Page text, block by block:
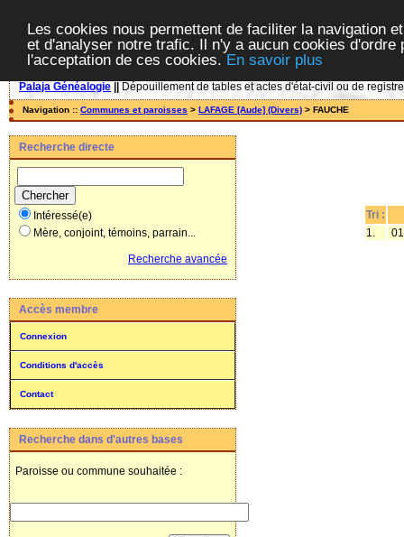
Les cookies nous permettent de faciliter la navigation
et d'analyser notre trafic. Il n'y a aucun cookies d'ordre
l'acceptation de ces cookies. En savoir plus
Palaja Généalogie Dépouillement de tables et actes d'état-civil ou de
Navigation :: Communes et paroisses > LAFAGE [Aude] (Divers) > FAUCHE
Recherche directe
Intéressé(e)
Mère, conjoint, témoins, parrain...
Recherche avancée
Accès membre
Connexion
Conditions d'accès
Contact
Recherche dans d'autres bases
Paroisse ou commune souhaitée :
Tri :
1.